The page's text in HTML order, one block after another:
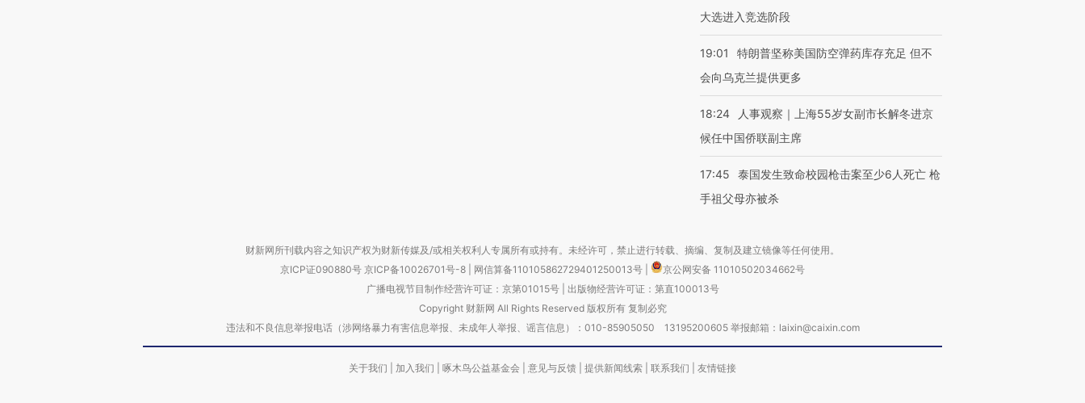
大选进入竞选阶段
19:01
特朗普坚称美国防空弹药库存充足 但不
会向乌克兰提供更多
18:24
人事观察｜上海55岁女副市长解冬进京
候任中国侨联副主席
17:45
泰国发生致命校园枪击案至少6人死亡 枪
手祖父母亦被杀
财新网所刊载内容之知识产权为财新传媒及/或相关权利人专属所有或持有。未经许可，禁止进行转载、摘编、复制及建立镜像等任何使用。
京ICP证090880号 京ICP备10026701号-8 网信算备110105862729401250013号
京公网安备 11010502034662号
广播电视节目制作经营许可证：京第01015号| 出版物经营许可证：第直100013号
Copyright 财新网 All Rights Reserved 版权所有 复制必究
违法和不良信息举报电话（涉网络暴力有害信息举报、未成年人举报、谣言信息）：010-85905050 13195200605 举报邮箱：laixin@caixin.com
关于我们 加入我们 啄木鸟公益基金会 意见与反馈 提供新闻线索 联系我们 友情链接